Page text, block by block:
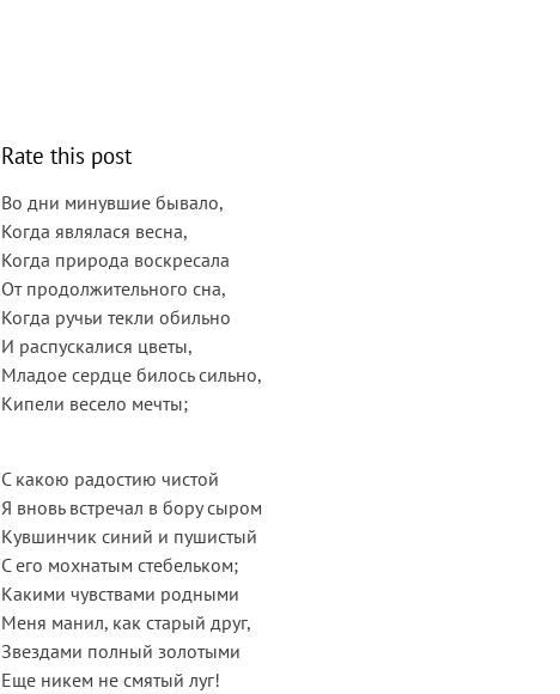
Rate this post
Во дни минувшие бывало,
Когда являлася весна,
Когда природа воскресала
От продолжительного сна,
Когда ручьи текли обильно
И распускалися цветы,
Младое сердце билось сильно,
Кипели весело мечты;
С какою радостию чистой
Я вновь встречал в бору сыром
Кувшинчик синий и пушистый
С его мохнатым стебельком;
Какими чувствами родными
Меня манил, как старый друг,
Звездами полный золотыми
Еще никем не смятый луг!